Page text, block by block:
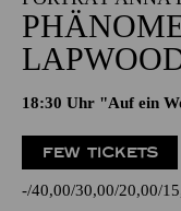
18:30 Uhr "Auf ein
FEW TICKETS
- 40,00 30,00 20,00